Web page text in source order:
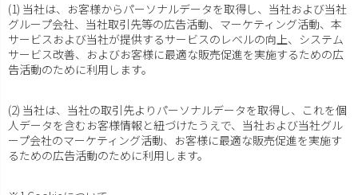
(1) 当社は、お客様からパーソナルデータを取得し、当社および当社
グループ会社、当社取引先等の広告活動、マーケティング活動、本
サービスおよび当社が提供するサービスのレベルの向上、システム
サービス改善、およびお客様に最適な販売促進を実施するための広
告活動のために利用します。
(2) 当社は、当社の取引先よりパーソナルデータを取得し、これを個
人データを含むお客様情報と紐づけたうえで、当社および当社グル
ープ会社のマーケティング活動、お客様に最適な販売促進を実施す
るための広告活動のために利用します。